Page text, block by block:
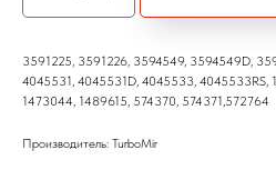
3591225, 3591226, 3594549, 3594549D,
4045531, 4045531D, 4045533, 4045533RS,
1473044, 1489615, 574370, 574371,572764
Производитель: TurboMir